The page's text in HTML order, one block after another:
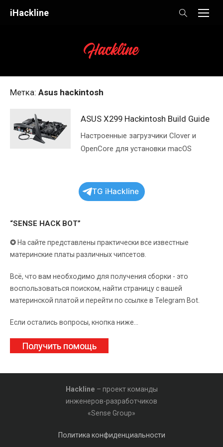
iHackline
Метка: Asus hackintosh
ASUS X299 Hackintosh Build Guide
Настроенные загрузчики Clover и
OpenCore для установки macOS
TG iHackline
“SENSE HACK BOT”
✪ На сайте представлены практически все известные
материнские платы различных чипсетов.
Всё, что вам необходимо для получения сборки - это
воспользоваться поиском, найти страницу с вашей
материнской платой и перейти по ссылке в Telegram Bot.
Если остались вопросы, кнопка ниже...
Получить помощь
Hackline – проект команды
инженеров-разработчиков
«Sense Group»
Политика конфиденциальности